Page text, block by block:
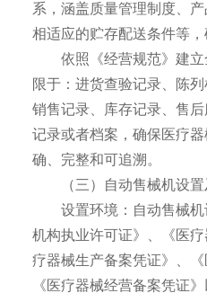
系，涵盖质量管理制度、
相适应的贮存配送条件等，
依照《经营规范》建立
限于：进货查验记录、陈
销售记录、库存记录、售
记录或者档案，确保医疗
确、完整和可追溯。
（三）自动售械机设置
设置环境：自动售械机
机构执业许可证》、《医
疗器械生产备案凭证》、《
《医疗器械经营备案凭证